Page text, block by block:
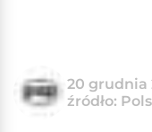
20 grudnia
źródło: